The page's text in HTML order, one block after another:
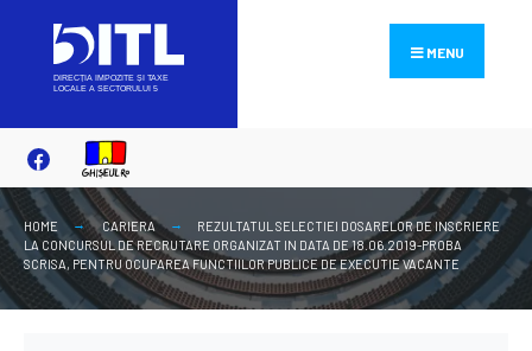
content
MENU
HOME CARIERA
REZULTATUL SELECTIEI DOSARELOR DE INSCRIERE
LA CONCURSUL DE RECRUTARE ORGANIZAT IN DATA DE 18.06.2019-PROBA
SCRISA, PENTRU OCUPAREA FUNCTIILOR PUBLICE DE EXECUTIE VACANTE
for: